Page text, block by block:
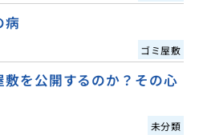
病
ゴミ屋敷
を公開するのか？その心
未分類